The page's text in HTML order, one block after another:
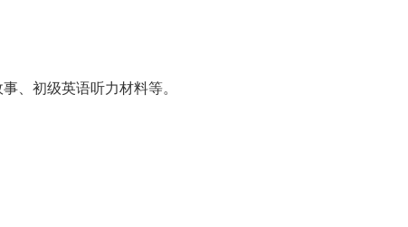
、初级英语听力材料等。